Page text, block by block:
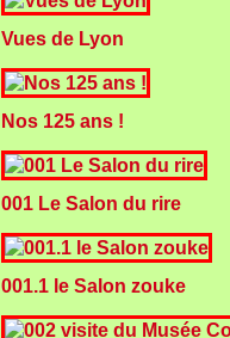
Vues de Lyon
Nos 125 ans !
001 Le Salon du rire
001.1 le Salon zouke